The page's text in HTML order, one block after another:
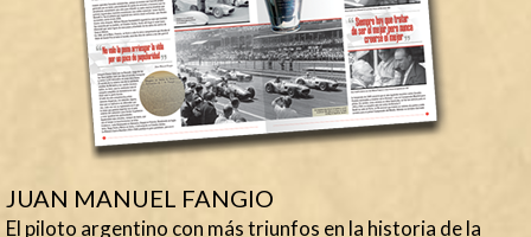
JUAN MANUEL FANGIO
El piloto argentino con más triunfos en la historia de la